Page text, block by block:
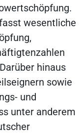
wesentliche
hinaus
sowie
und
unter anderem